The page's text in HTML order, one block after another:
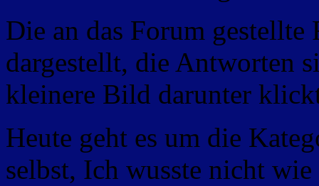
Die an das Forum
dargestellt, die Antworten
kleinere Bild darunter
Heute geht es um die
selbst, Ich wusste nicht